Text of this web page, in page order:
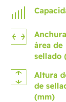
área de
sellado
Altura
de
(mm)